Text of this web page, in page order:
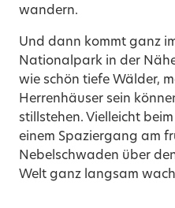
wandern.
Und dann kommt ganz
Nationalpark in der
wie schön tiefe Wälder,
Herrenhäuser sein
stillstehen. Vielleicht
einem Spaziergang am
Nebelschwaden über
Welt ganz langsam